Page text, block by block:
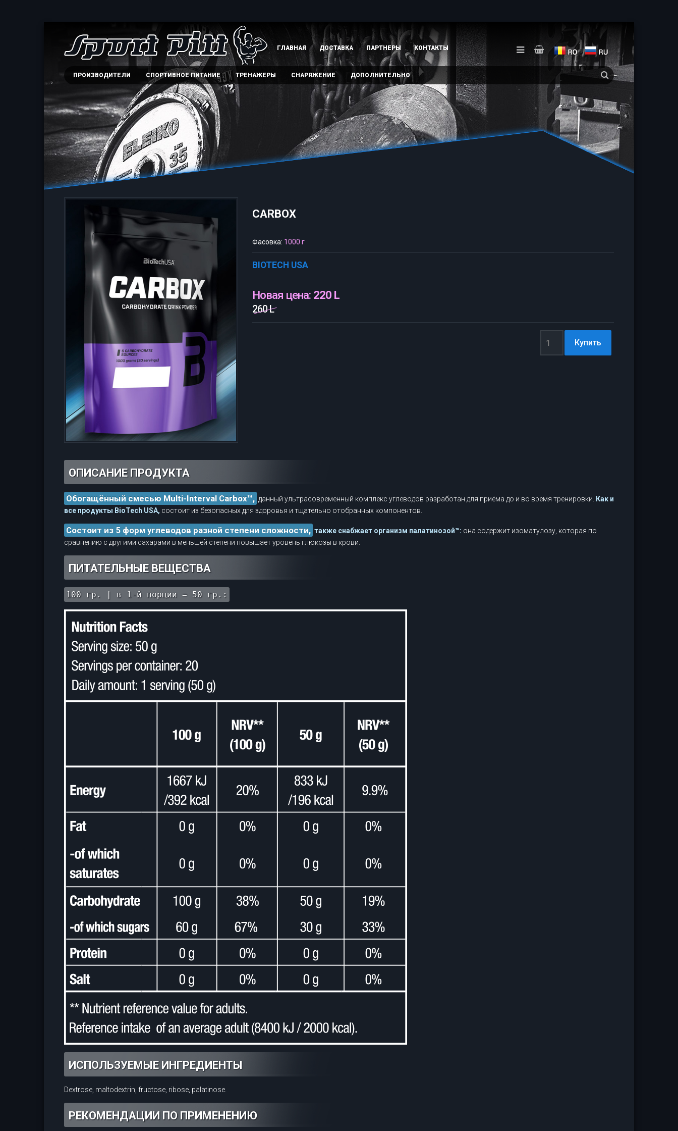
ГЛАВНАЯ ДОСТАВКА ПАРТНЕРЫ КОНТАКТЫ
ПРОИЗВОДИТЕЛИ СПОРТИВНОЕ ПИТАНИЕ ТРЕНАЖЕРЫ СНАРЯЖЕНИЕ ДОПОЛНИТЕЛЬНО
CARBOX
Фасовка: 1000 г
BIOTECH USA
Новая цена: 220 L
260 L
ОПИСАНИЕ ПРОДУКТА
Обогащённый смесью Multi-Interval Carbox™, данный ультрасовременный комплекс углеводов разработан для приёма до и во время тренировки.
Как и
все продукты BioTech USA, состоит из безопасных для здоровья и тщательно отобранных компонентов.
Состоит из 5 форм углеводов разной степени сложности, также снабжает организм палатинозой™: она содержит изоматулозу, которая по
сравнению с другими сахарами в меньшей степени повышает уровень глюкозы в крови.
ПИТАТЕЛЬНЫЕ ВЕЩЕСТВА
100 гр. | в 1-й порции = 50 гр.:
ИСПОЛЬЗУЕМЫЕ ИНГРЕДИЕНТЫ
Dextrose, maltodextrin, fructose, ribose, palatinose.
РЕКОМЕНДАЦИИ ПО ПРИМЕНЕНИЮ